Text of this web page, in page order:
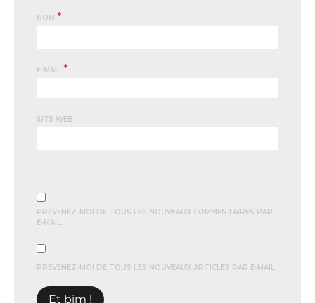
NOM *
E-MAIL *
SITE WEB
PRÉVENEZ-MOI DE TOUS LES NOUVEAUX COMMENTAIRES PAR
E-MAIL.
PRÉVENEZ-MOI DE TOUS LES NOUVEAUX ARTICLES PAR E-MAIL.